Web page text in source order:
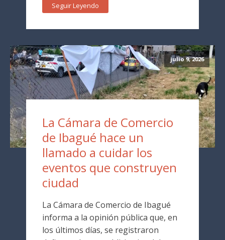
Seguir Leyendo
julio 9, 2026
La Cámara de Comercio
de Ibagué hace un
llamado a cuidar los
eventos que construyen
ciudad
La Cámara de Comercio de Ibagué
informa a la opinión pública que, en
los últimos días, se registraron